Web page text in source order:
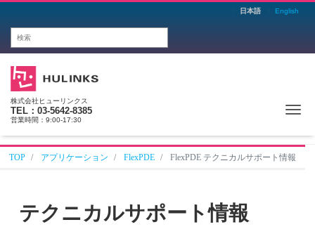
日本語 English
株式会社ヒューリンクス
TEL：03-5642-8385
営業時間：9:00-17:30
TOP アプリケーション FlexPDE FlexPDE テクニカルサポート情報
テクニカルサポート情報